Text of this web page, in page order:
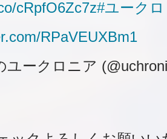
cRpfO6Zc7z#ユークロ
RPaVEUXBm1
ークロニア